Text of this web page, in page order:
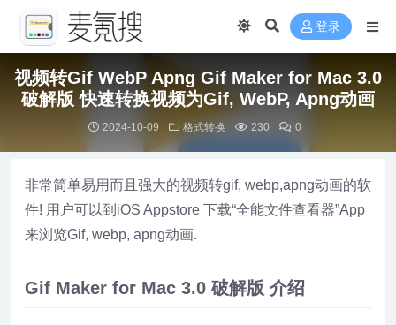
登录
视频转Gif WebP Apng Gif Maker for Mac 3.0
破解版 快速转换视频为Gif, WebP, Apng动画
2024-10-09 格式转换 230 0
非常简单易用而且强大的视频转gif, webp,apng动画的软
件! 用户可以到iOS Appstore 下载“全能文件查看器”App
来浏览Gif, webp, apng动画.
Gif Maker for Mac 3.0 破解版 介绍